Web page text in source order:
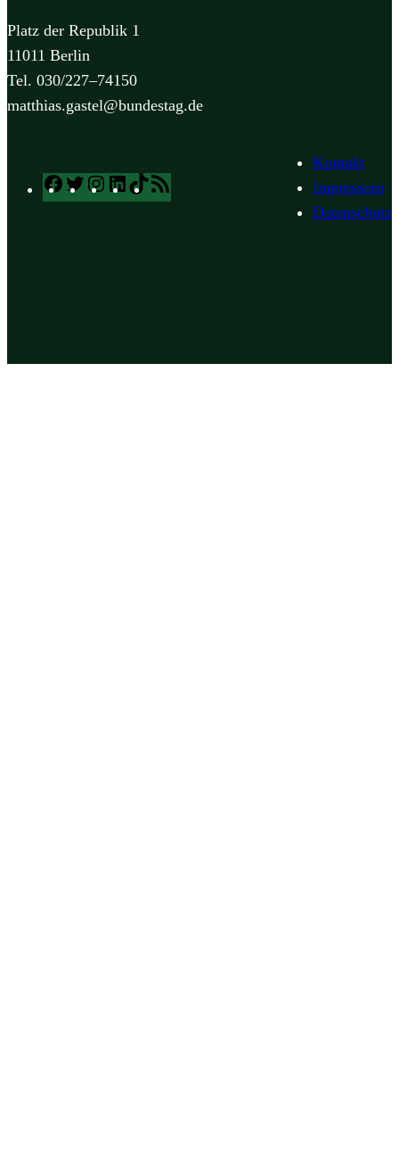
Platz der Republik 1
11011 Berlin
Tel. 030/227–74150
matthias.gastel@bundestag.de
Facebook
TwitterInstagram
LinkedIn
TikTok
Kontakt
Impressum
Datenschutz